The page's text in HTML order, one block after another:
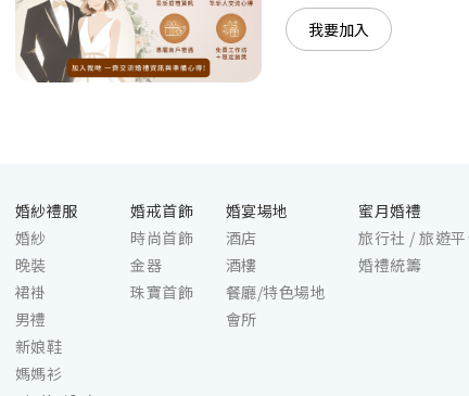
我要加入
婚紗禮服
婚紗
晚裝
裙褂
男禮
新娘鞋
媽媽衫
婚戒首飾
時尚首飾
金器
珠寶首飾
婚宴場地
酒店
酒樓
餐廳/特色場地
會所
蜜月婚禮
旅行社 / 旅遊平
婚禮統籌